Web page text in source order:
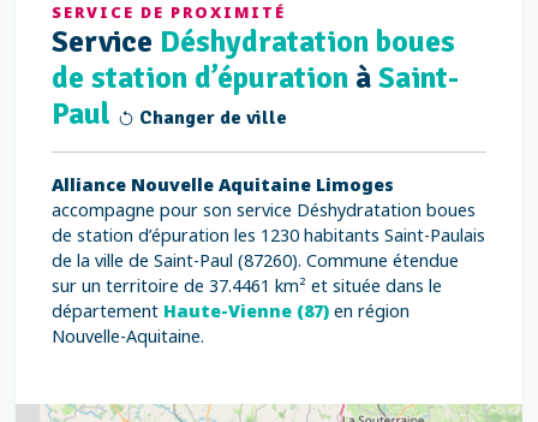
SERVICE DE PROXIMITÉ
Service Déshydratation boues
de station d’épuration àSaint-
Paul
Changer de ville
Alliance Nouvelle Aquitaine Limoges
accompagne pour son service Déshydratation boues
de station d’épuration les 1230 habitants Saint-Paulais
de la ville de Saint-Paul (87260). Commune étendue
sur un territoire de 37.4461 km² et située dans le
département Haute-Vienne (87) en région
Nouvelle-Aquitaine.